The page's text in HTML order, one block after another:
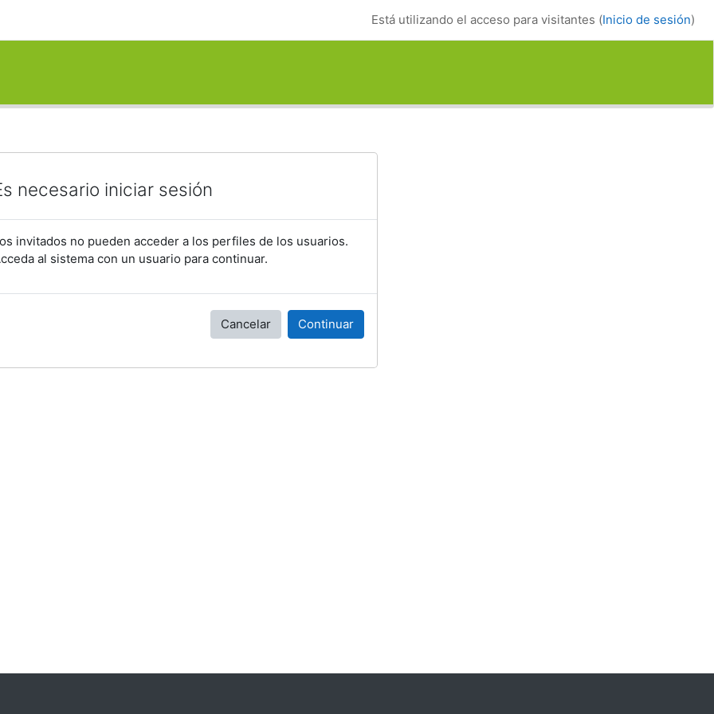
Está utilizando el acceso para visitantes (Inicio de sesión)
necesario iniciar sesión
invitados no pueden acceder a los perfiles de los usuarios.
al sistema con un usuario para continuar.
Cancelar Continuar